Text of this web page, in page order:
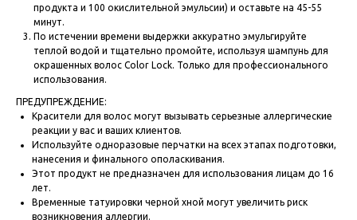
продукта и 100 окислительной эмульсии) и оставьте на 45-55
минут.
По истечении времени выдержки аккуратно эмульгируйте
теплой водой и тщательно промойте, используя шампунь для
окрашенных волос Color Lock. Только для профессионального
использования.
ПРЕДУПРЕЖДЕНИЕ:
Красители для волос могут вызывать серьезные аллергические
реакции у вас и ваших клиентов.
Исполь­зуйте одноразовые перчатки на всех этапах подготовки,
нанесения и финального ополаскивания.
Этот продукт не предназна­чен для использования лицам до 16
лет.
Временные татуировки черной хной могут увеличить риск
возникновения аллергии.